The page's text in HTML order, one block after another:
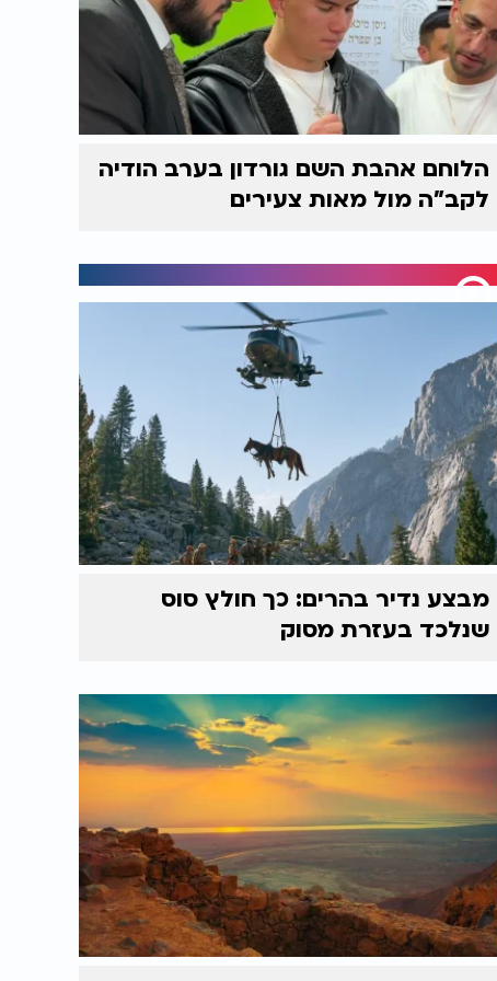
הלוחם אהבת השם גורדון בערב הודיה
לקב"ה מול מאות צעירים
מבצע נדיר בהרים: כך חולץ סוס
שנלכד בעזרת מסוק